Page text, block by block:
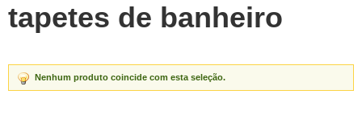
tapetes de banheiro
Nenhum produto coincide com esta seleção.